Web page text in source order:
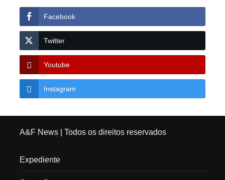
Facebook
Twitter
Youtube
Instagram
A&F News| Todos os direitos reservados
Expediente